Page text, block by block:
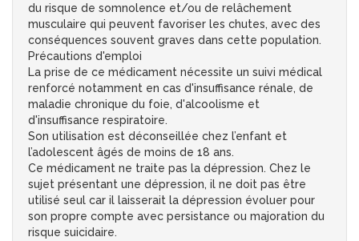
du risque de somnolence et/ou de relâchement
musculaire qui peuvent favoriser les chutes, avec des
conséquences souvent graves dans cette population.
Précautions d'emploi
La prise de ce médicament nécessite un suivi médical
renforcé notamment en cas d'insuffisance rénale, de
maladie chronique du foie, d'alcoolisme et
d'insuffisance respiratoire.
Son utilisation est déconseillée chez l’enfant et
l’adolescent âgés de moins de 18 ans.
Ce médicament ne traite pas la dépression. Chez le
sujet présentant une dépression, il ne doit pas être
utilisé seul car il laisserait la dépression évoluer pour
son propre compte avec persistance ou majoration du
risque suicidaire.